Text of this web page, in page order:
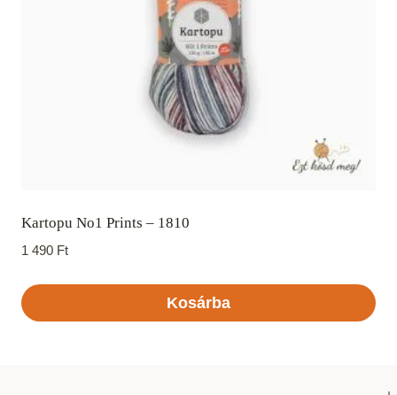
Kartopu No1 Prints – 1810
1 490 Ft
Kosárba